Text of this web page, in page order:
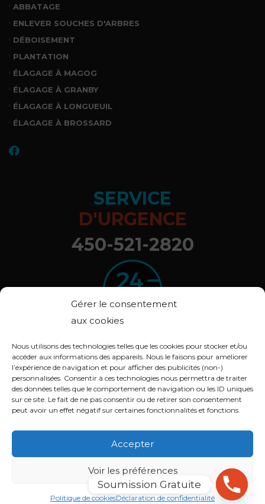
Gérer le consentement
aux cookies
Nous utilisons des technologies telles que les cookies pour stocker et/ou
accéder aux informations des appareils. Nous le faisons pour améliorer
l’expérience de navigation et pour afficher des publicités (non-)
personnalisées. Consentir à ces technologies nous permettra de traiter
des données telles que le comportement de navigation ou les ID uniques
sur ce site. Le fait de ne pas consentir ou de retirer son consentement
peut avoir un effet négatif sur certaines fonctionnalités et fonctions.
Accepter
Voir les préférences
Politique de cookiesDéclaration de confidentialité
ABBATAGE
ENLEVER SOUCHES D'ARBRES
DÉBOISEMENT
PLANTATION
ÉLAGAGE À MAGOG
ÉLAGAGE À GRANBY
ÉLAGAGE À LONGUEUIL
ÉLAGAGE À BROSSARD
SERVICE
D'URGENCE
450-521-2820
© 2020 ARBOXYGÈNE. Tous droits réservés.
Déclaration de confidentialité (CA)
Politique de cookies (CA)
English(Anglais) Français
Soumission Gratuite